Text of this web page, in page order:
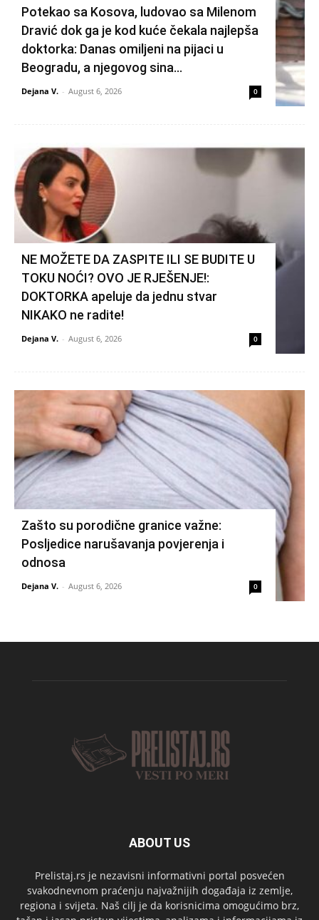
Potekao sa Kosova, ludovao sa Milenom
Dravić dok ga je kod kuće čekala najlepša
doktorka: Danas omiljeni na pijaci u
Beogradu, a njegovog sina...
Dejana V. - August 6, 2026 0
NE MOŽETE DA ZASPITE ILI SE BUDITE U
TOKU NOĆI? OVO JE RJEŠENJE!:
DOKTORKA apeluje da jednu stvar
NIKAKO ne radite!
Dejana V. - August 6, 2026 0
Zašto su porodične granice važne:
Posljedice narušavanja povjerenja i
odnosa
Dejana V. - August 6, 2026 0
ABOUT US
Prelistaj.rs je nezavisni informativni portal posvećen
svakodnevnom praćenju najvažnijih događaja iz zemlje,
regiona i svijeta. Naš cilj je da korisnicima omogućimo brz,